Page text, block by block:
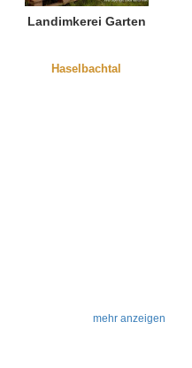
Landimkerei Garten
Haselbachtal
mehr anzeigen